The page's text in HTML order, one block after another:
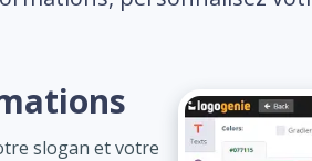
slogan et votre